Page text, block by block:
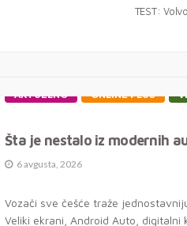
TEST:
AKTUELNO ONLINE PLUS
Šta je nestalo iz modernih
6 avgusta, 2026
Vozači sve češće traže
Veliki ekrani, Android Auto, digitalni